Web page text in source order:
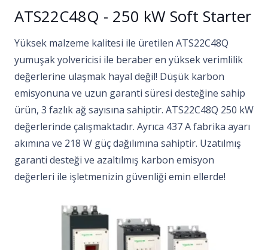
ATS22C48Q - 250 kW Soft Starter
Yüksek malzeme kalitesi ile üretilen ATS22C48Q
yumuşak yolvericisi ile beraber en yüksek verimlilik
değerlerine ulaşmak hayal değil! Düşük karbon
emisyonuna ve uzun garanti süresi desteğine sahip
ürün, 3 fazlık ağ sayısına sahiptir. ATS22C48Q 250 kW
değerlerinde çalışmaktadır. Ayrıca 437 A fabrika ayarı
akımına ve 218 W güç dağılımına sahiptir. Uzatılmış
garanti desteği ve azaltılmış karbon emisyon
değerleri ile işletmenizin güvenliği emin ellerde!